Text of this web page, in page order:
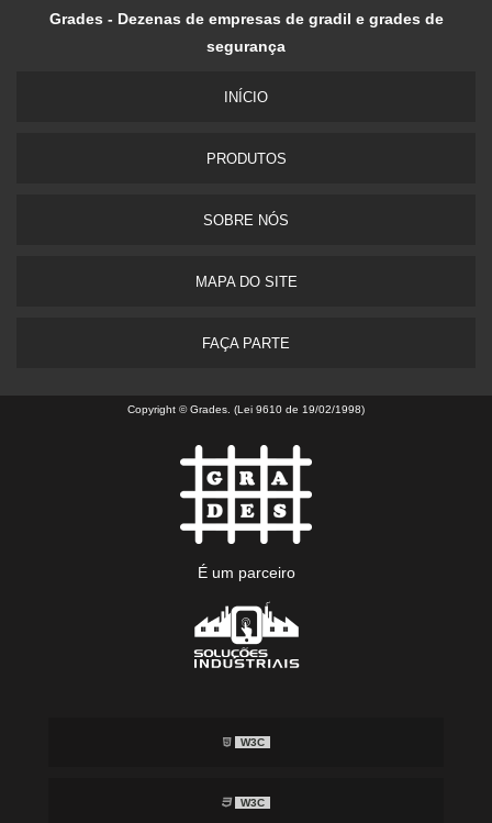
Grades - Dezenas de empresas de gradil e grades de
segurança
INÍ­CIO
PRODUTOS
SOBRE NÓS
MAPA DO SITE
FAÇA PARTE
Copyright © Grades. (Lei 9610 de 19/02/1998)
É um parceiro
W3C
W3C